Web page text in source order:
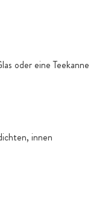
oder eine Teekanne
innen